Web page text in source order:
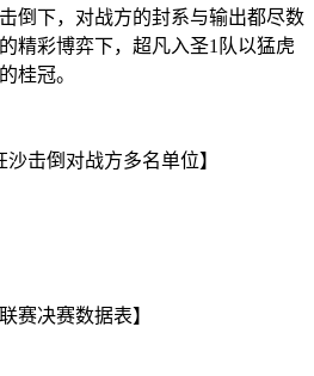
倒下，对战方的封系与输出都尽数
精彩博弈下，超凡入圣1队以猛虎
桂冠。
沙击倒对战方多名单位】
赛决赛数据表】